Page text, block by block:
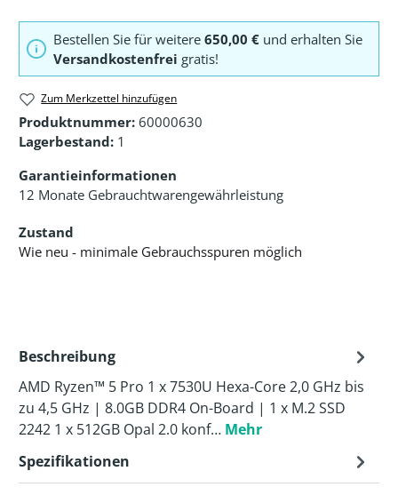
Bestellen Sie für weitere 650,00 € und erhalten Sie
Versandkostenfrei gratis!
Zum Merkzettel hinzufügen
Produktnummer: 60000630
Lagerbestand: 1
Garantieinformationen
12 Monate Gebrauchtwarengewährleistung
Zustand
Wie neu - minimale Gebrauchsspuren möglich
Beschreibung
AMD Ryzen™ 5 Pro 1 x 7530U Hexa-Core 2,0 GHz bis
zu 4,5 GHz | 8.0GB DDR4 On-Board | 1 x M.2 SSD
2242 1 x 512GB Opal 2.0 konf… Mehr
Spezifikationen